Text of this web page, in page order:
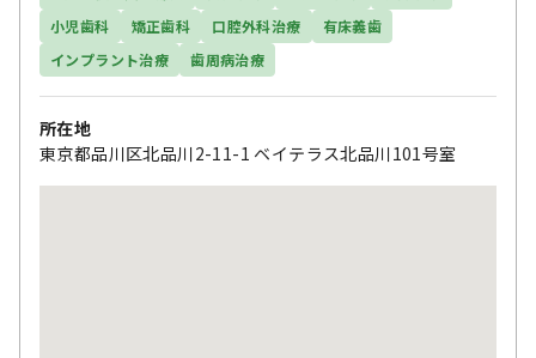
小児歯科
矯正歯科 口腔外科治療
有床義歯
インプラント治療
歯周病治療
所在地
東京都品川区北品川2-11-1 ベイテラス北品川101号室